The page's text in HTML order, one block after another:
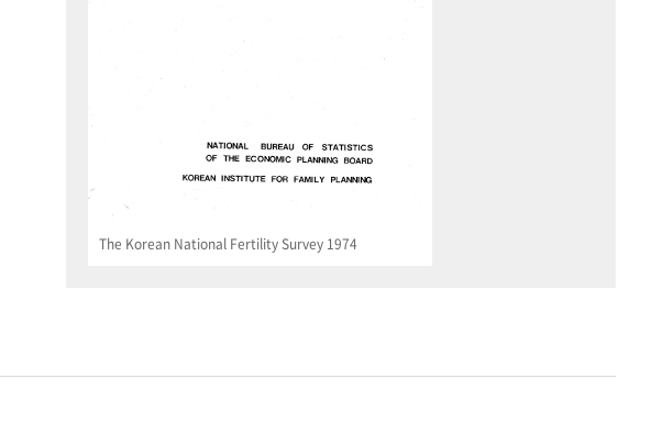
The Korean National Fertility Survey 1974